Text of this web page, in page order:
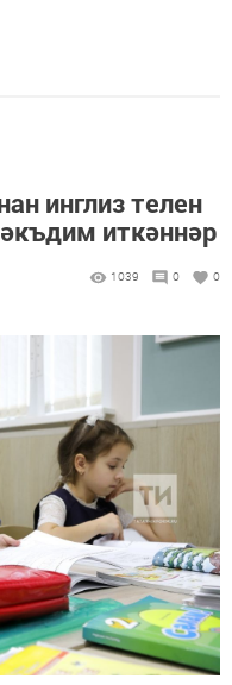
инглиз телен
иткәннәр
1039 0 0